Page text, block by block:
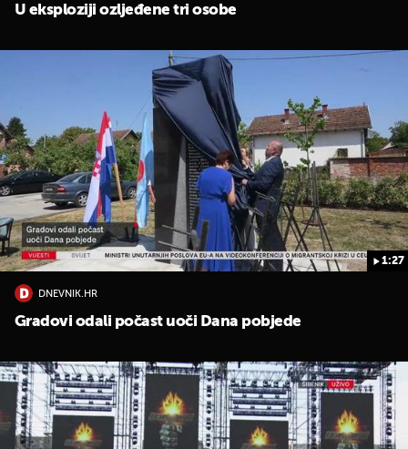
U eksploziji ozljeđene tri osobe
1:27
DNEVNIK.HR
Gradovi odali počast uoči Dana pobjede